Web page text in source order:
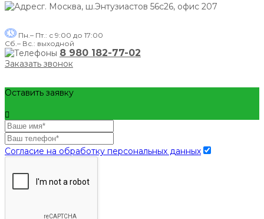
г. Москва, ш.Энтузиастов 56с26, офис 207
Пн.– Пт.: с 9:00 до 17:00
Сб.– Вс.: выходной
8 980 182-77-02
Заказать звонок
Оставить заявку
Согласие на обработку персональных данных